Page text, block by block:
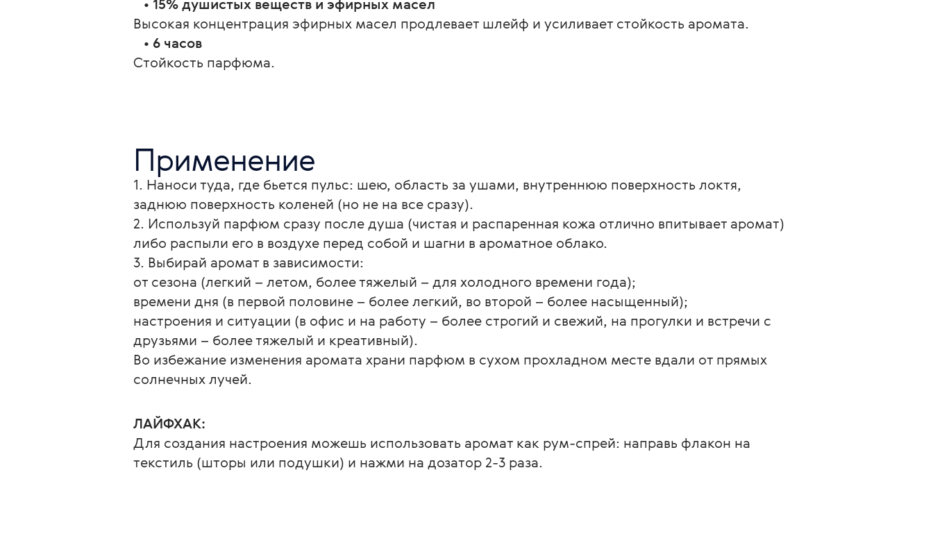
• 15% душистых веществ и эфирных масел
Высокая концентрация эфирных масел продлевает шлейф и усиливает стойкость аромата.
• 6 часов
Стойкость парфюма.
Применение
1. Наноси туда, где бьется пульс: шею, область за ушами, внутреннюю поверхность локтя,
заднюю поверхность коленей (но не на все сразу).
2. Используй парфюм сразу после душа (чистая и распаренная кожа отлично впитывает аромат)
либо распыли его в воздухе перед собой и шагни в ароматное облако.
3. Выбирай аромат в зависимости:
от сезона (легкий – летом, более тяжелый – для холодного времени года);
времени дня (в первой половине – более легкий, во второй – более насыщенный);
настроения и ситуации (в офис и на работу – более строгий и свежий, на прогулки и встречи с
друзьями – более тяжелый и креативный).
Во избежание изменения аромата храни парфюм в сухом прохладном месте вдали от прямых
солнечных лучей.
ЛАЙФХАК:
Для создания настроения можешь использовать аромат как рум-спрей: направь флакон на
текстиль (шторы или подушки) и нажми на дозатор 2-3 раза.